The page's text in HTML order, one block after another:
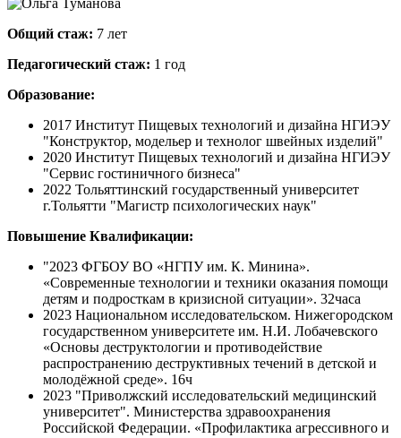
Общий стаж: 7 лет
Педагогический стаж: 1 год
Образование:
2017 Институт Пищевых технологий и дизайна НГИЭУ
"Конструктор, модельер и технолог швейных изделий"
2020 Институт Пищевых технологий и дизайна НГИЭУ
"Сервис гостиничного бизнеса"
2022 Тольяттинский государственный университет
г.Тольятти "Магистр психологических наук"
Повышение Квалификации:
"2023 ФГБОУ ВО «НГПУ им. К. Минина».
«Современные технологии и техники оказания помощи
детям и подросткам в кризисной ситуации». 32часа
2023 Национальном исследовательском. Нижегородском
государственном университете им. Н.И. Лобачевского
«Основы деструктологии и противодействие
распространению деструктивных течений в детской и
молодёжной среде». 16ч
2023 "Приволжский исследовательский медицинский
университет". Министерства здравоохранения
Российской Федерации. «Профилактика агрессивного и